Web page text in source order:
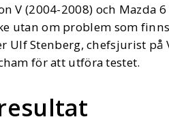
V (2004-2008) och Mazda
utan om problem som
Ulf Stenberg, chefsjurist på
för att utföra testet.